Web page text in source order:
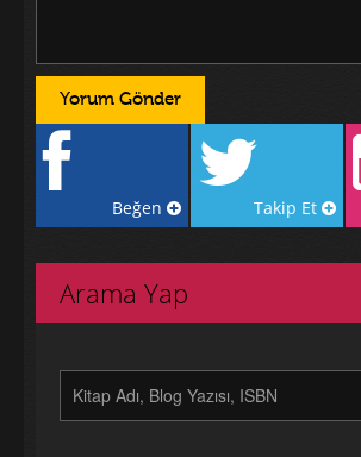
Beğen Takip Et
Arama Yap